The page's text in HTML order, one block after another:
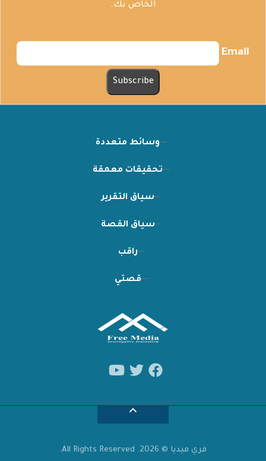
الخاص بك.
Email
وسائط متعددة
تحقيقات معمقة
سياق التقرير
سياق القصة
راقب
قصتي
فري ميديا © 2026. All Rights Reserved.